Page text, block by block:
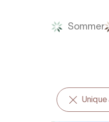
Sommer